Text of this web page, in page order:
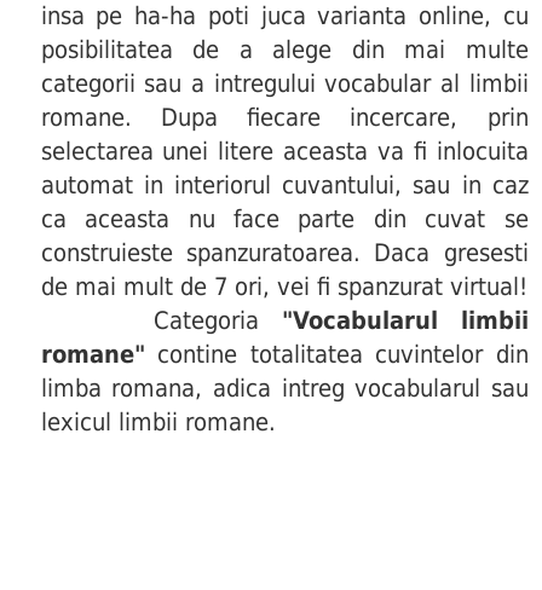
insa pe ha-ha poti juca varianta online, cu
posibilitatea de a alege din mai multe
categorii sau a intregului vocabular al limbii
romane. Dupa fiecare incercare, prin
selectarea unei litere aceasta va fi inlocuita
automat in interiorul cuvantului, sau in caz
ca aceasta nu face parte din cuvat se
construieste spanzuratoarea. Daca gresesti
de mai mult de 7 ori, vei fi spanzurat virtual!
Categoria "Vocabularul limbii
romane" contine totalitatea cuvintelor din
limba romana, adica intreg vocabularul sau
lexicul limbii romane.